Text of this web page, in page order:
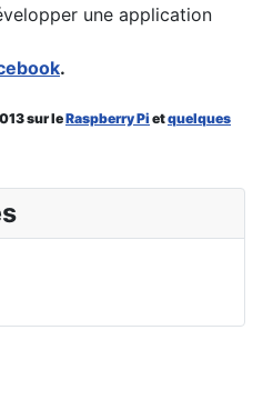
une application
.
sur leRaspberry Pi etquelques